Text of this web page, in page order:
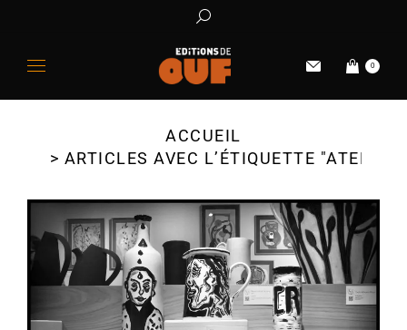
0
ACCUEIL
ARTICLES AVEC L’ÉTIQUETTE "ATELIER